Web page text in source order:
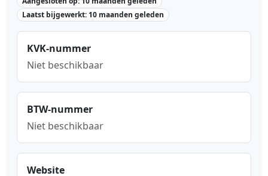
Laatst bijgewerkt: 10 maanden geleden
KVK-nummer
Niet beschikbaar
BTW-nummer
Niet beschikbaar
Website